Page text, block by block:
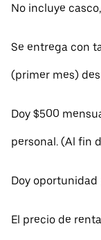
No incluye
Se entrega con
(primer mes)
Doy $500
personal. (Al fin
Doy
El precio de